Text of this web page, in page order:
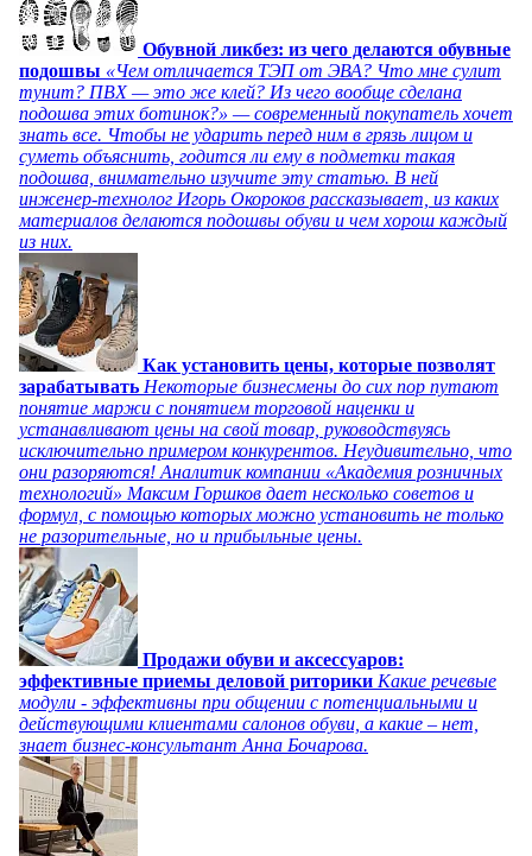
Обувной ликбез: из чего делаются обувные
подошвы «Чем отличается ТЭП от ЭВА? Что мне сулит
тунит? ПВХ — это же клей? Из чего вообще сделана
подошва этих ботинок?» — современный покупатель хочет
знать все. Чтобы не ударить перед ним в грязь лицом и
суметь объяснить, годится ли ему в подметки такая
подошва, внимательно изучите эту статью. В ней
инженер-технолог Игорь Окороков рассказывает, из каких
материалов делаются подошвы обуви и чем хорош каждый
из них.
Как установить цены, которые позволят
зарабатывать Некоторые бизнесмены до сих пор путают
понятие маржи с понятием торговой наценки и
устанавливают цены на свой товар, руководствуясь
исключительно примером конкурентов. Неудивительно, что
они разоряются! Аналитик компании «Академия розничных
технологий» Максим Горшков дает несколько советов и
формул, с помощью которых можно установить не только
не разорительные, но и прибыльные цены.
Продажи обуви и аксессуаров:
эффективные приемы деловой риторики Какие речевые
модули - эффективны при общении с потенциальными и
действующими клиентами салонов обуви, а какие – нет,
знает бизнес-консультант Анна Бочарова.